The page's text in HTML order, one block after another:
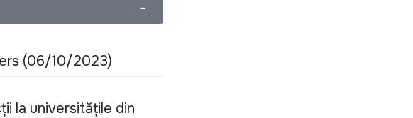
−
(06/10/2023)
la universitățile din